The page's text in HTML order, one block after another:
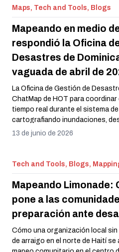
experience and why it left a
Maps, Tech and Tools, Blogs
Mapeando en medio
respondió la Oficina
Desastres de
vaguada de abril de
La Oficina de Gestión de
ChatMap de HOT para
tiempo real durante el sistema
cartografiando inundaciones,
impactos en la infraestructura en
13 de junio de 2026
Tech and Tools, Blogs,
Mapeando Limonade:
pone a las
preparación ante
Cómo una organización local
de arraigo en el norte de Haití se